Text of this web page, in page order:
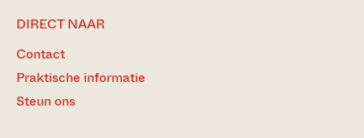
DIRECT NAAR
Contact
Praktische informatie
Steun ons